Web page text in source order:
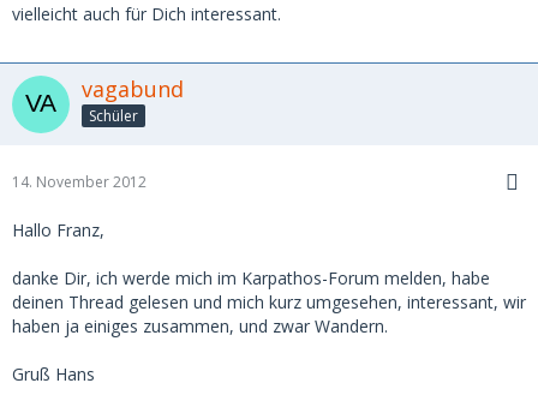
vielleicht auch für Dich interessant.
vagabund
Schüler
14. November 2012
Hallo Franz,
danke Dir, ich werde mich im Karpathos-Forum melden, habe
deinen Thread gelesen und mich kurz umgesehen, interessant, wir
haben ja einiges zusammen, und zwar Wandern.
Gruß Hans